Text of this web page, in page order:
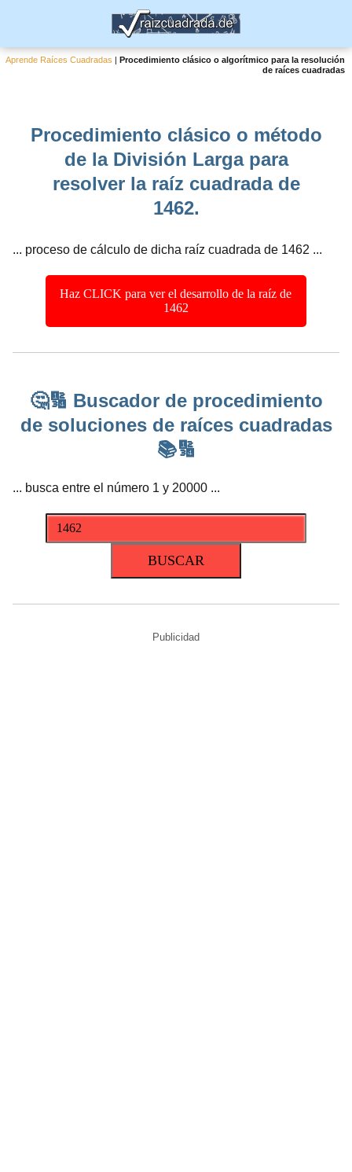
Aprende Raíces Cuadradas |Procedimiento clásico o algorítmico para la resolución
de raíces cuadradas
Procedimiento clásico o método
de la División Larga para
resolver la raíz cuadrada de
1462.
... proceso de cálculo de dicha raíz cuadrada de 1462 ...
Haz CLICK para ver el desarrollo de la raíz de
1462
🤔🔢 Buscador de procedimiento
de soluciones de raíces cuadradas
📚🔢
... busca entre el número 1 y 20000 ...
Publicidad